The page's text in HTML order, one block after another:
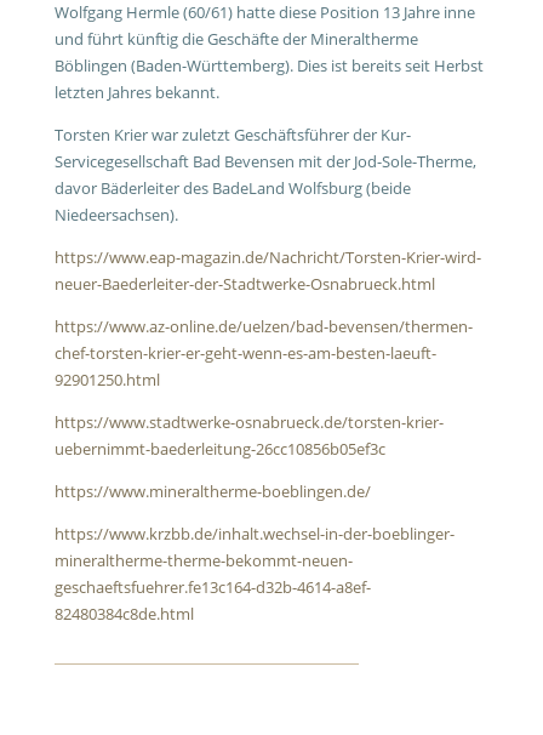
Wolfgang Hermle (60/61) hatte diese Position 13 Jahre inne
und führt künftig die Geschäfte der Mineraltherme
Böblingen (Baden-Württemberg). Dies ist bereits seit Herbst
letzten Jahres bekannt.
Torsten Krier war zuletzt Geschäftsführer der Kur-
Servicegesellschaft Bad Bevensen mit der Jod-Sole-Therme,
davor Bäderleiter des BadeLand Wolfsburg (beide
Niedeersachsen).
https://www.eap-magazin.de/Nachricht/Torsten-Krier-wird-
neuer-Baederleiter-der-Stadtwerke-Osnabrueck.html
https://www.az-online.de/uelzen/bad-bevensen/thermen-
chef-torsten-krier-er-geht-wenn-es-am-besten-laeuft-
92901250.html
https://www.stadtwerke-osnabrueck.de/torsten-krier-
uebernimmt-baederleitung-26cc10856b05ef3c
https://www.mineraltherme-boeblingen.de/
https://www.krzbb.de/inhalt.wechsel-in-der-boeblinger-
mineraltherme-therme-bekommt-neuen-
geschaeftsfuehrer.fe13c164-d32b-4614-a8ef-
82480384c8de.html